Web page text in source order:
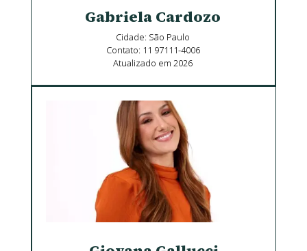
Gabriela Cardozo
Cidade: São Paulo
Contato: 11 97111-4006
Atualizado em 2026